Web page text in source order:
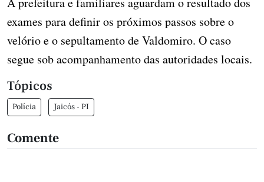
exames para definir os próximos passos sobre o
velório e o sepultamento de Valdomiro. O caso
segue sob acompanhamento das autoridades locais.
Tópicos
Polícia Jaicós - PI
Comente